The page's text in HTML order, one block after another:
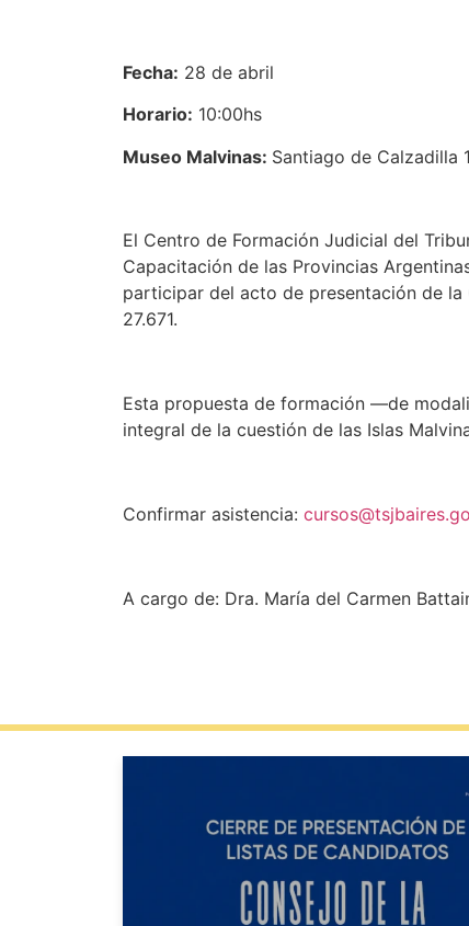
Fecha: 28 de abril
Horario: 10:00hs
Museo Malvinas: Santiago de Calzadilla
El Centro de Formación Judicial del
Capacitación de las Provincias
participar del acto de presentación de la
27.671.
Esta propuesta de formación —de
integral de la cuestión de las Islas
Confirmar asistencia:
A cargo de: Dra. María del Carmen